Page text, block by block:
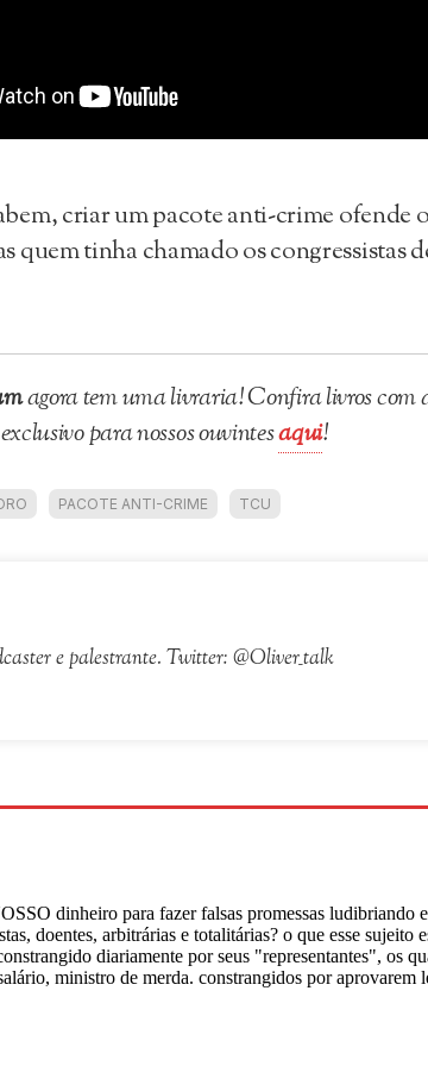
criar um pacote anti-crime ofende o
quem tinha chamado os congressistas
agora tem uma livraria! Confira livros com
para nossos ouvintesaqui!
PACOTE ANTI-CRIME TCU
e palestrante. Twitter: @Oliver_talk